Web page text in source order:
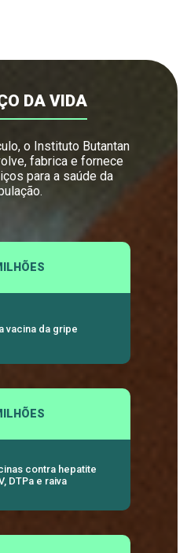
DA VIDA
o Instituto Butantan
fabrica e fornece
para a saúde da
vacina da gripe
contra hepatite
DTPa e raiva